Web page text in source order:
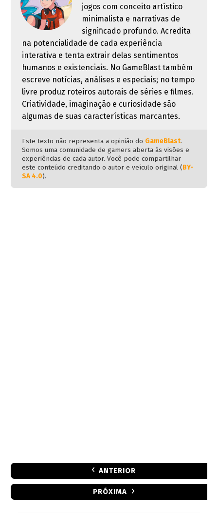
jogos com conceito artístico
minimalista e narrativas de
significado profundo. Acredita
na potencialidade de cada experiência
interativa e tenta extrair delas sentimentos
humanos e existenciais. No GameBlast também
escreve notícias, análises e especiais; no tempo
livre produz roteiros autorais de séries e filmes.
Criatividade, imaginação e curiosidade são
algumas de suas características marcantes.
Este texto não representa a opinião do GameBlast.
Somos uma comunidade de gamers aberta às visões e
experiências de cada autor. Você pode compartilhar
este conteúdo creditando o autor e veículo original (BY-
SA 4.0).
ANTERIOR
PRÓXIMA